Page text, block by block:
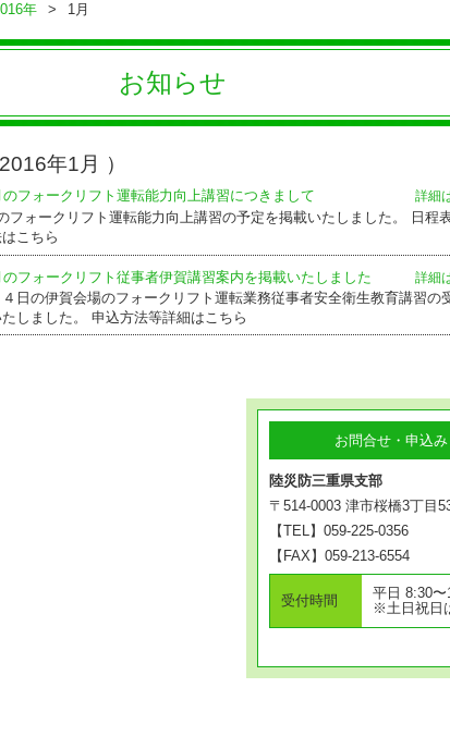
年 > 1月
お知らせ
年1月 ）
のフォークリフト運転能力向上講習につきまして 詳細
フォークリフト運転能力向上講習の予定を掲載いたしました。 日程
こちら
のフォークリフト従事者伊賀講習案内を掲載いたしました 詳細
４日の伊賀会場のフォークリフト運転業務従事者安全衛生教育講習の
しました。 申込方法等詳細はこちら
お問合せ・申込み
陸災防三重県支部
〒514-0003 津市桜橋3丁目
【TEL】059-225-0356
【FAX】059-213-6554
受付時間
平日 8:30〜
※土日祝日